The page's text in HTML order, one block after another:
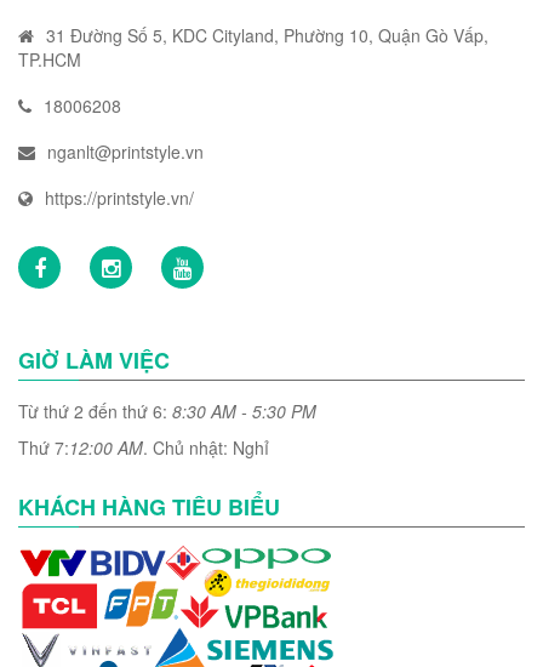
31 Đường Số 5, KDC Cityland, Phường 10, Quận Gò Vấp,
TP.HCM
18006208
nganlt@printstyle.vn
https://printstyle.vn/
GIỜ LÀM VIỆC
Từ thứ 2 đến thứ 6: 8:30 AM - 5:30 PM
Thứ 7:12:00 AM. Chủ nhật: Nghỉ
KHÁCH HÀNG TIÊU BIỂU